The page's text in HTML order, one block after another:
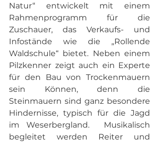
Natur“ entwickelt mit einem
Rahmenprogramm für die
Zuschauer, das Verkaufs- und
Infostände wie die „Rollende
Waldschule“ bietet. Neben einem
Pilzkenner zeigt auch ein Experte
für den Bau von Trockenmauern
sein Können, denn die
Steinmauern sind ganz besondere
Hindernisse, typisch für die Jagd
im Weserbergland.  Musikalisch
begleitet werden Reiter und